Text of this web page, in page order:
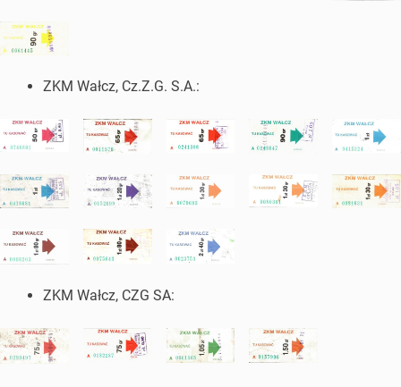
ZKM Wałcz, Cz.Z.G. S.A.:
ZKM Wałcz, CZG SA: